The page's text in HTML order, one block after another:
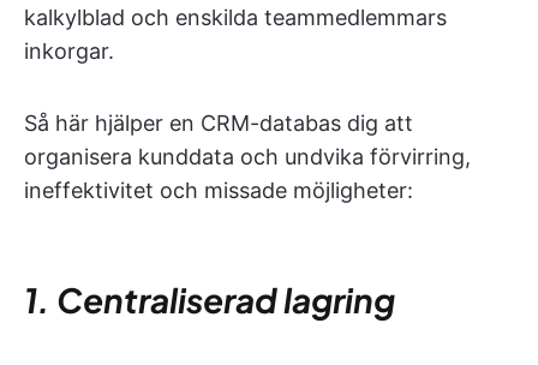
kalkylblad och enskilda teammedlemmars
inkorgar.
Så här hjälper en CRM-databas dig att
organisera kunddata och undvika förvirring,
ineffektivitet och missade möjligheter:
1. Centraliserad lagring